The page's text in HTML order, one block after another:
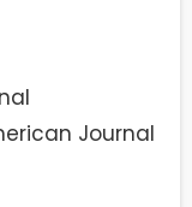
Journal